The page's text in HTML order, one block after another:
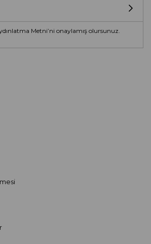
Metni’ni onaylamış olursunuz.